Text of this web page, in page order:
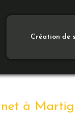
Création de
à